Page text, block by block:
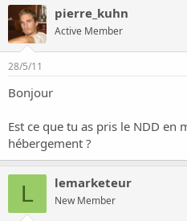
pierre_kuhn
Active Member
28/5/11
Bonjour
Est ce que tu as pris le NDD en
hébergement ?
L lemarketeur
New Member